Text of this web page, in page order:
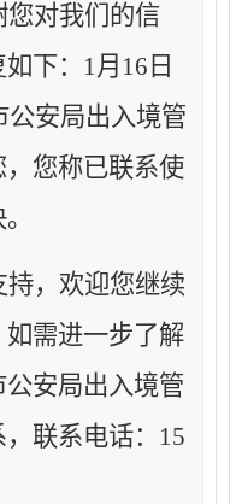
您对我们的信
下： 1月16日
公安局出入境管
， 您称已联系使
，欢迎您继续
需进一步了解
安局出入境管
， 联系电话： 15